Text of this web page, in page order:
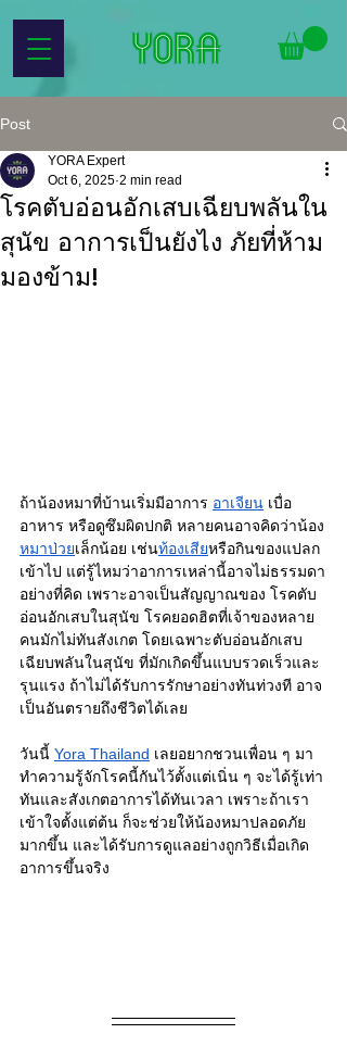
Post
โรคตับอ่อนอักเสบเฉียบพลันใน
สุนัข อาการเป็นยังไง ภัยที่ห้าม
มองข้าม!
YORA Expert
Oct 6, 2025 2 min read
ถ้าน้องหมาที่บ้านเริ่มมีอาการ อาเจียน เบื่อ
อาหาร หรือดูซึมผิดปกติ หลายคนอาจคิดว่าน้อง
หมาป่วยเล็กน้อย เช่นท้องเสียหรือกินของแปลก
เข้าไป แต่รู้ไหมว่าอาการเหล่านี้อาจไม่ธรรมดา
อย่างที่คิด เพราะอาจเป็นสัญญาณของ โรคตับ
อ่อนอักเสบในสุนัข โรคยอดฮิตที่เจ้าของหลาย
คนมักไม่ทันสังเกต โดยเฉพาะตับอ่อนอักเสบ
เฉียบพลันในสุนัข ที่มักเกิดขึ้นแบบรวดเร็วและ
รุนแรง ถ้าไม่ได้รับการรักษาอย่างทันท่วงที อาจ
เป็นอันตรายถึงชีวิตได้เลย
วันนี้ Yora Thailand เลยอยากชวนเพื่อน ๆ มา
ทำความรู้จักโรคนี้กันไว้ตั้งแต่เนิ่น ๆ จะได้รู้เท่า
ทันและสังเกตอาการได้ทันเวลา เพราะถ้าเรา
เข้าใจตั้งแต่ต้น ก็จะช่วยให้น้องหมาปลอดภัย
มากขึ้น และได้รับการดูแลอย่างถูกวิธีเมื่อเกิด
อาการขึ้นจริง